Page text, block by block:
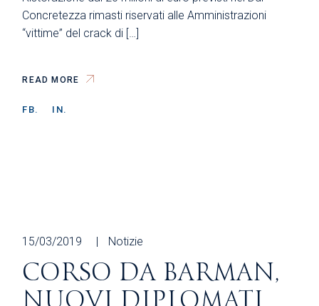
Concretezza rimasti riservati alle Amministrazioni
“vittime” del crack di […]
READ MORE
FB. IN.
15/03/2019 Notizie
CORSO DA BARMAN,